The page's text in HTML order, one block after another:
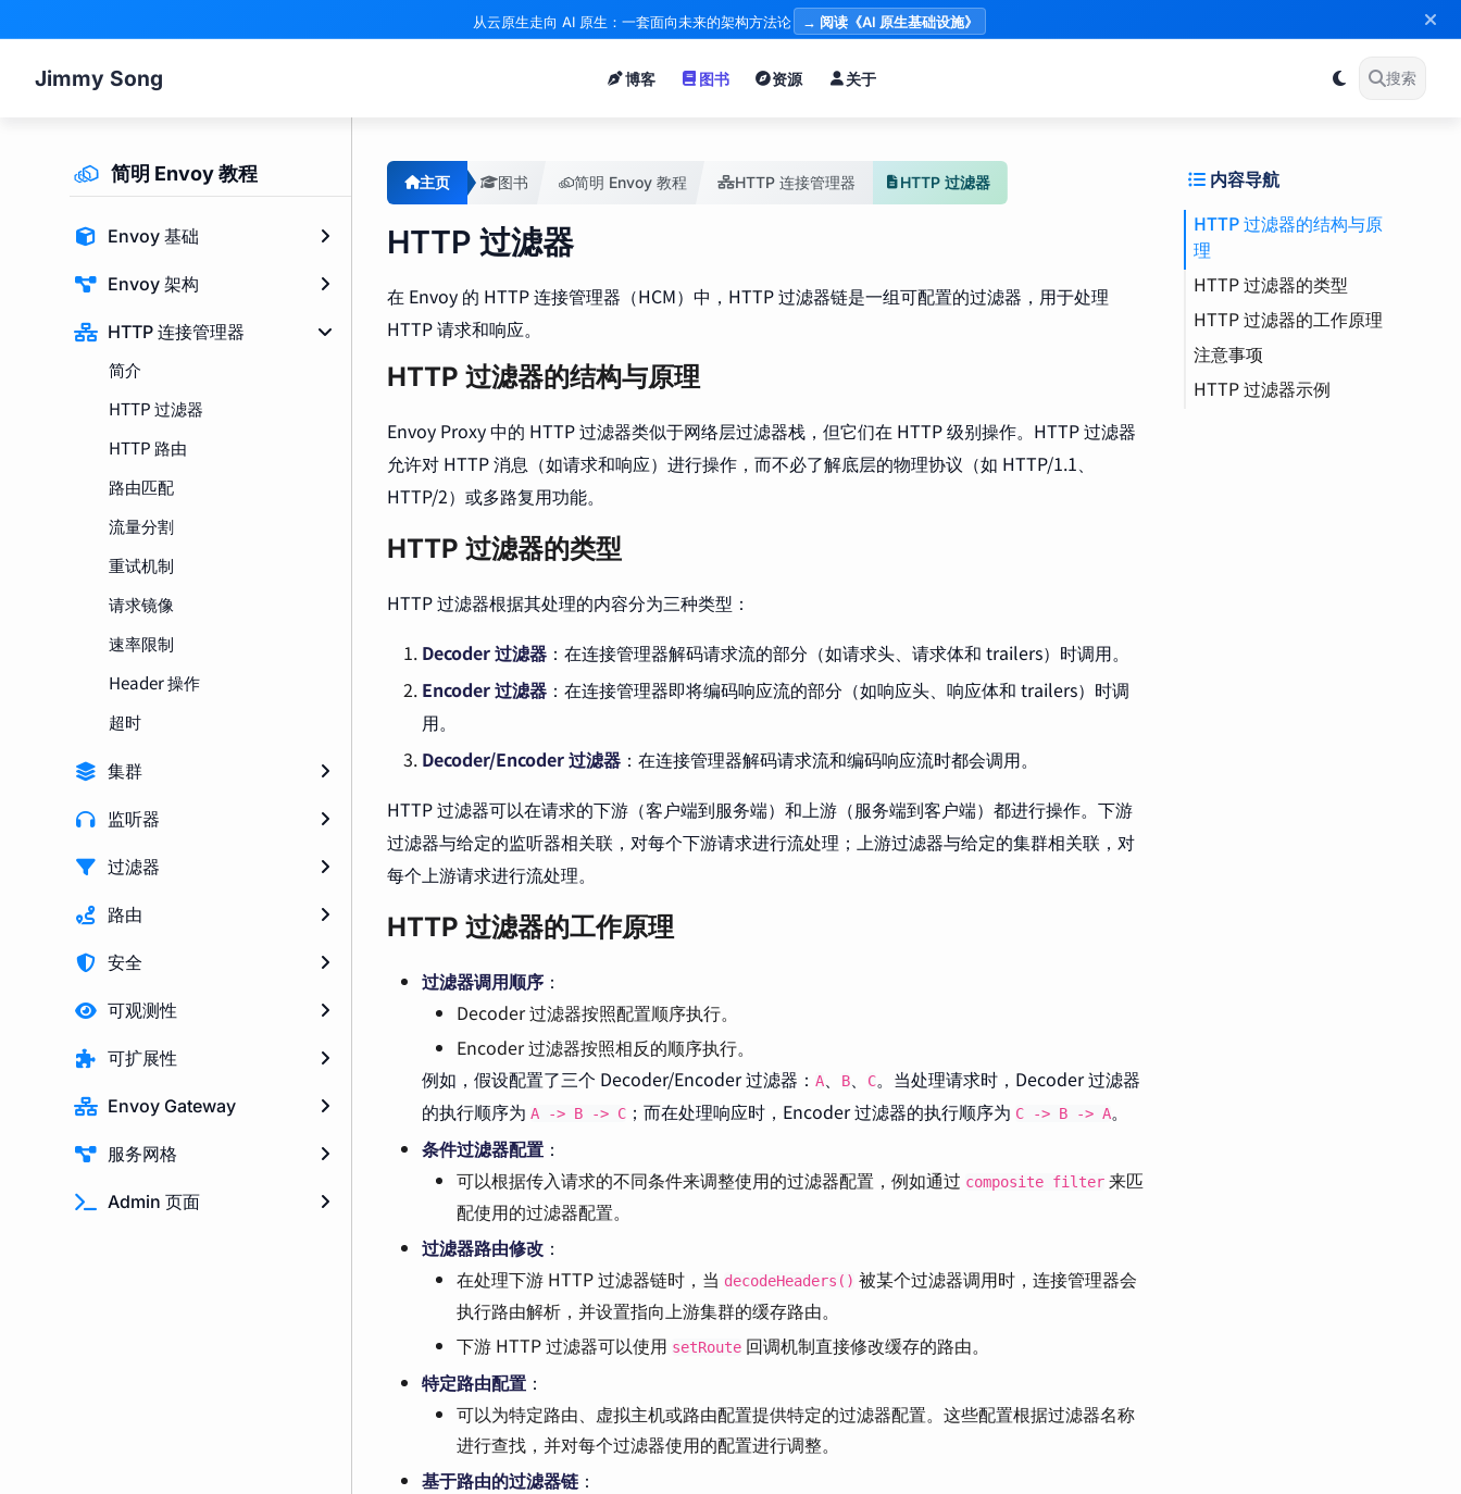
从云原生走向 AI 原生：一套面向未来的架构方法论 → 阅读《AI 原生基础设施》
Jimmy Song 博客 图书 资源 关于 搜索
简明 Envoy 教程
Envoy 基础
Envoy 架构
HTTP 连接管理器
简介
HTTP 过滤器
HTTP 路由
路由匹配
流量分割
重试机制
请求镜像
速率限制
Header 操作
超时
集群
监听器
过滤器
路由
安全
可观测性
可扩展性
Envoy Gateway
服务网格
Admin 页面
主页 图书 简明 Envoy 教程 HTTP 连接管理器 HTTP 过滤器
HTTP 过滤器
在 Envoy 的 HTTP 连接管理器（HCM）中，HTTP 过滤器链是一组可配置的过滤器，用于处理
HTTP 请求和响应。
HTTP 过滤器的结构与原理
Envoy Proxy 中的 HTTP 过滤器类似于网络层过滤器栈，但它们在 HTTP 级别操作。HTTP 过滤器
允许对 HTTP 消息（如请求和响应）进行操作，而不必了解底层的物理协议（如 HTTP/1.1、
HTTP/2）或多路复用功能。
HTTP 过滤器的类型
HTTP 过滤器根据其处理的内容分为三种类型：
Decoder 过滤器 ：在连接管理器解码请求流的部分（如请求头、请求体和 trailers）时调用。
Encoder 过滤器 ：在连接管理器即将编码响应流的部分（如响应头、响应体和 trailers）时调
用。
Decoder/Encoder 过滤器 ：在连接管理器解码请求流和编码响应流时都会调用。
HTTP 过滤器可以在请求的下游（客户端到服务端）和上游（服务端到客户端）都进行操作。下游
过滤器与给定的监听器相关联，对每个下游请求进行流处理；上游过滤器与给定的集群相关联，对
每个上游请求进行流处理。
HTTP 过滤器的工作原理
过滤器调用顺序 ：
Decoder 过滤器按照配置顺序执行。
Encoder 过滤器按照相反的顺序执行。
例如，假设配置了三个 Decoder/Encoder 过滤器： A、 B、 C。当处理请求时，Decoder 过滤器
的执行顺序为 A -> B -> C ；而在处理响应时，Encoder 过滤器的执行顺序为 C -> B -> A。
条件过滤器配置 ：
可以根据传入请求的不同条件来调整使用的过滤器配置，例如通过 composite filter 来匹
配使用的过滤器配置。
过滤器路由修改 ：
在处理下游 HTTP 过滤器链时，当 decodeHeaders() 被某个过滤器调用时，连接管理器会
执行路由解析，并设置指向上游集群的缓存路由。
下游 HTTP 过滤器可以使用 setRoute 回调机制直接修改缓存的路由。
特定路由配置 ：
可以为特定路由、虚拟主机或路由配置提供特定的过滤器配置。这些配置根据过滤器名称
进行查找，并对每个过滤器使用的配置进行调整。
基于路由的过滤器链 ：
内容导航
HTTP 过滤器的结构与原
理
HTTP 过滤器的类型
HTTP 过滤器的工作原理
注意事项
HTTP 过滤器示例